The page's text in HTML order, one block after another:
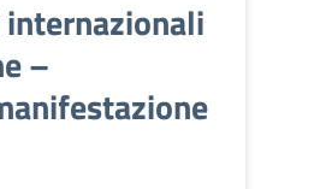
internazionali
–